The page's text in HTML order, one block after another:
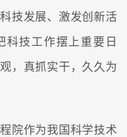
技发展、激发创新活
科技工作摆上重要日
，真抓实干，久久为
作为我国科学技术